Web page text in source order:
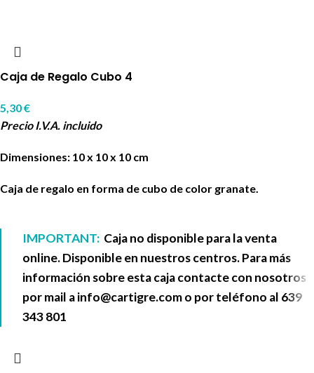
Caja de Regalo Cubo 4
5,30€
Precio I.V.A. incluido
Dimensiones: 10 x 10 x 10 cm
Caja de regalo en forma de cubo de color granate.
IMPORTANT: Caja no disponible para la venta
online. Disponible en nuestros centros. Para más
información sobre esta caja contacte con nosotros
por mail ainfo@cartigre.como por teléfono al 639
343 801